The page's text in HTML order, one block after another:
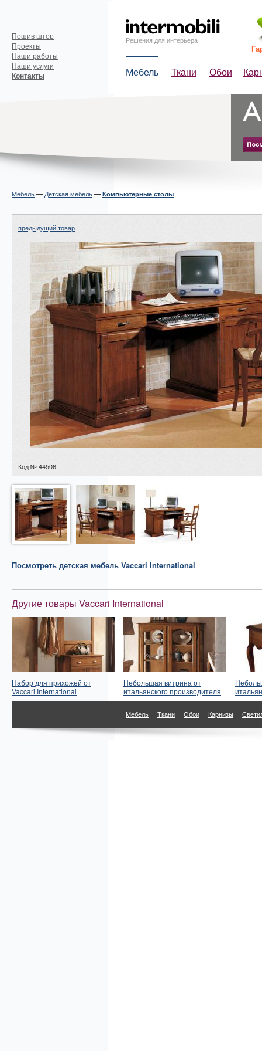
Решения для интерьера
Мебель Ткани Обои
Пошив штор
Проекты
Наши работы
Наши услуги
Контакты
Мебель— Детская мебель— Компьютерные столы
предыдущий товар
Код № 44506
Посмотреть детская мебель Vaccari International
Другие товары Vaccari International
Набор для прихожей от
Vaccari International
Небольшая витрина от
итальянского производителя
Мебель Ткани Обои Карнизы